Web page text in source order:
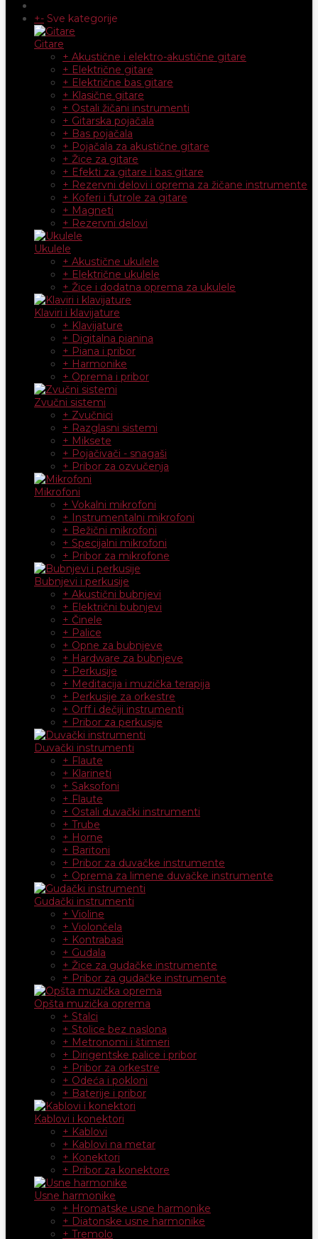
+- Sve kategorije
Gitare
+ Akustične i elektro-akustične gitare
+ Električne gitare
+ Električne bas gitare
+ Klasične gitare
+ Ostali žičani instrumenti
+ Gitarska pojačala
+ Bas pojačala
+ Pojačala za akustične gitare
+ Žice za gitare
+ Efekti za gitare i bas gitare
+ Rezervni delovi i oprema za žičane instrumente
+ Koferi i futrole za gitare
+ Magneti
+ Rezervni delovi
Ukulele
+ Akustične ukulele
+ Električne ukulele
+ Žice i dodatna oprema za ukulele
Klaviri i klavijature
+ Klavijature
+ Digitalna pianina
+ Piana i pribor
+ Harmonike
+ Oprema i pribor
Zvučni sistemi
+ Zvučnici
+ Razglasni sistemi
+ Miksete
+ Pojačivači - snagaši
+ Pribor za ozvučenja
Mikrofoni
+ Vokalni mikrofoni
+ Instrumentalni mikrofoni
+ Bežični mikrofoni
+ Specijalni mikrofoni
+ Pribor za mikrofone
Bubnjevi i perkusije
+ Akustični bubnjevi
+ Električni bubnjevi
+ Činele
+ Palice
+ Opne za bubnjeve
+ Hardware za bubnjeve
+ Perkusije
+ Meditacija i muzička terapija
+ Perkusije za orkestre
+ Orff i dečiji instrumenti
+ Pribor za perkusije
Duvački instrumenti
+ Flaute
+ Klarineti
+ Saksofoni
+ Flaute
+ Ostali duvački instrumenti
+ Trube
+ Horne
+ Baritoni
+ Pribor za duvačke instrumente
+ Oprema za limene duvačke instrumente
Gudački instrumenti
+ Violine
+ Violončela
+ Kontrabasi
+ Gudala
+ Žice za gudačke instrumente
+ Pribor za gudačke instrumente
Opšta muzička oprema
+ Stalci
+ Stolice bez naslona
+ Metronomi i štimeri
+ Dirigentske palice i pribor
+ Pribor za orkestre
+ Odeća i pokloni
+ Baterije i pribor
Kablovi i konektori
+ Kablovi
+ Kablovi na metar
+ Konektori
+ Pribor za konektore
Usne harmonike
+ Hromatske usne harmonike
+ Diatonske usne harmonike
+ Tremolo